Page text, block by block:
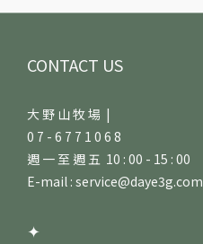
CONTACT US
大 野 山 牧 場 |
0 7 - 6 7 7 1 0 6 8
週 一 至 週 五 10 : 00 - 15 : 00
E-mail : service@daye3g.com
✦